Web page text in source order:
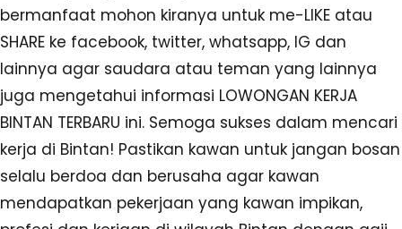
bermanfaat mohon kiranya untuk me-LIKE atau
SHARE ke facebook, twitter, whatsapp, IG dan
lainnya agar saudara atau teman yang lainnya
juga mengetahui informasi LOWONGAN KERJA
BINTAN TERBARU ini. Semoga sukses dalam mencari
kerja di Bintan! Pastikan kawan untuk jangan bosan
selalu berdoa dan berusaha agar kawan
mendapatkan pekerjaan yang kawan impikan,